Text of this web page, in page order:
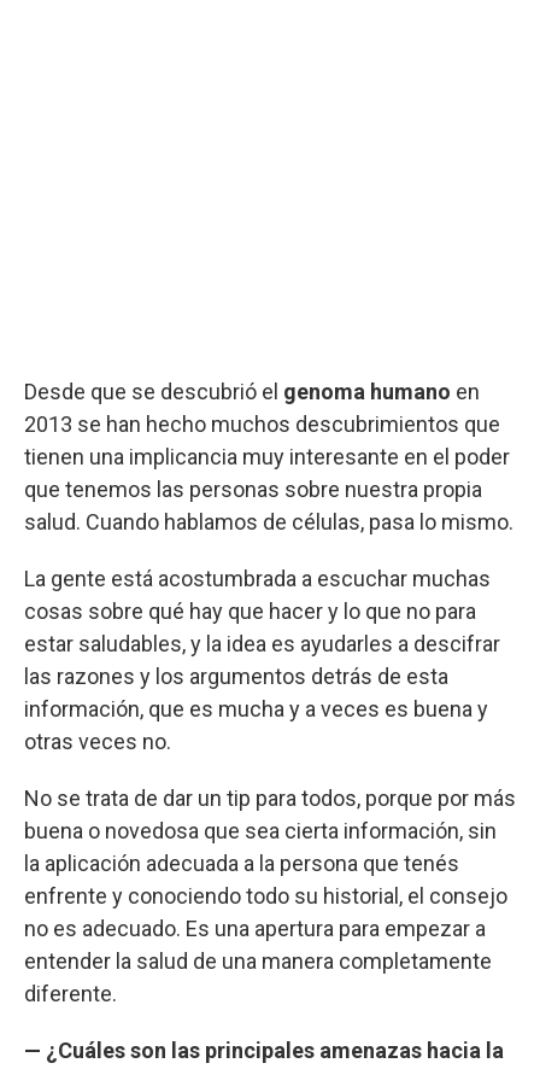
Desde que se descubrió el genoma humano en
2013 se han hecho muchos descubrimientos que
tienen una implicancia muy interesante en el poder
que tenemos las personas sobre nuestra propia
salud. Cuando hablamos de células, pasa lo mismo.
La gente está acostumbrada a escuchar muchas
cosas sobre qué hay que hacer y lo que no para
estar saludables, y la idea es ayudarles a descifrar
las razones y los argumentos detrás de esta
información, que es mucha y a veces es buena y
otras veces no.
No se trata de dar un tip para todos, porque por más
buena o novedosa que sea cierta información, sin
la aplicación adecuada a la persona que tenés
enfrente y conociendo todo su historial, el consejo
no es adecuado. Es una apertura para empezar a
entender la salud de una manera completamente
diferente.
— ¿Cuáles son las principales amenazas hacia la